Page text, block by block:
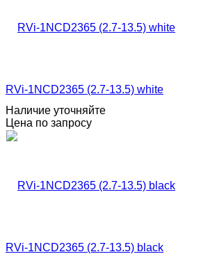
RVi-1NCD2365 (2.7-13.5) white
Наличие уточняйте
Цена по запросу
RVi-1NCD2365 (2.7-13.5) black